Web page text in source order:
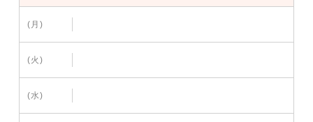
(月)
(火)
(水)